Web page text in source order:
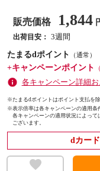
販売価格 1,844
出荷目安： 3週間
たまるdポイント
（通常）
+キャンペーンポイント
各キャンペーン詳細
※たまるdポイントはポイント支払を
※表示倍率は各キャンペーンの適用条
各キャンペーンの適用状況によっ
ございます。
dカー